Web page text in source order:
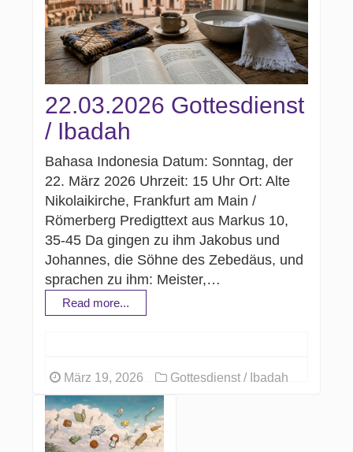
22.03.2026 Gottesdienst
/ Ibadah
Bahasa Indonesia Datum: Sonntag, der
22. März 2026 Uhrzeit: 15 Uhr Ort: Alte
Nikolaikirche, Frankfurt am Main /
Römerberg Predigttext aus Markus 10,
35-45 Da gingen zu ihm Jakobus und
Johannes, die Söhne des Zebedäus, und
sprachen zu ihm: Meister,…
Read more...
März 19, 2026 Gottesdienst / Ibadah